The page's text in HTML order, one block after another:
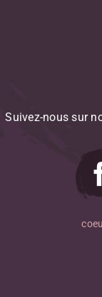
Suivez-nous sur